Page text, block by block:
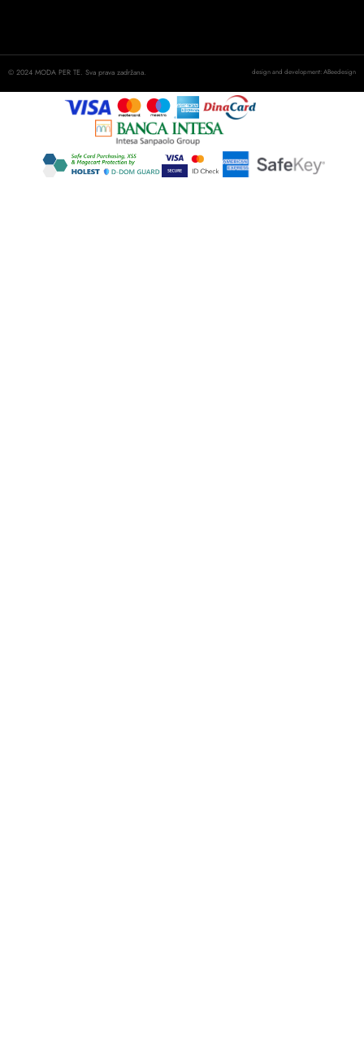
© 2024 MODA PER TE. Sva prava zadržana. design and development: ABeedesign